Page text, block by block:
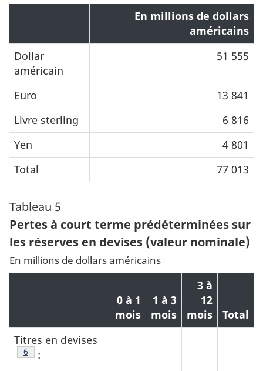
En millions de dollars
américains
Dollar
américain
51 555
Euro
13 841
Livre sterling
6 816
Yen
4 801
Total
77 013
Tableau 5
Pertes à court terme prédéterminées sur
les réserves en devises (valeur nominale)
En millions de dollars américains
0 à 1
mois
1 à 3
mois
3 à
12
mois
Total
Titres en devises
Note de bas de page
6
: